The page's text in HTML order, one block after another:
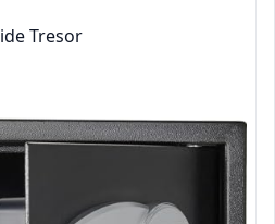
Tresor